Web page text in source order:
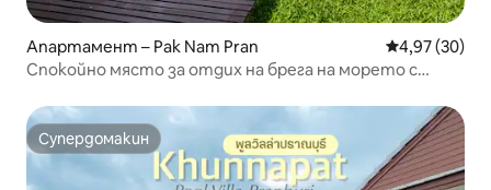
Апартамент – Pak Nam Pran Средна
4,97 (30)
Спокойно място за отдих на брега на морето с
Супердомакин
Супердомакин